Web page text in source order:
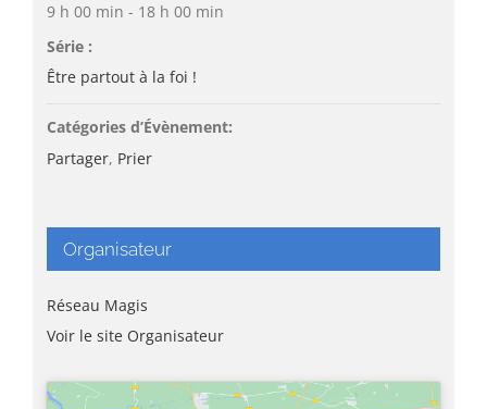
9 h 00 min - 18 h 00 min
Série :
Être partout à la foi !
Catégories d’Évènement:
Partager, Prier
Organisateur
Réseau Magis
Voir le site Organisateur